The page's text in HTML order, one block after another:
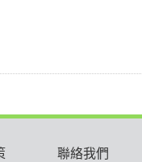
聯絡我們